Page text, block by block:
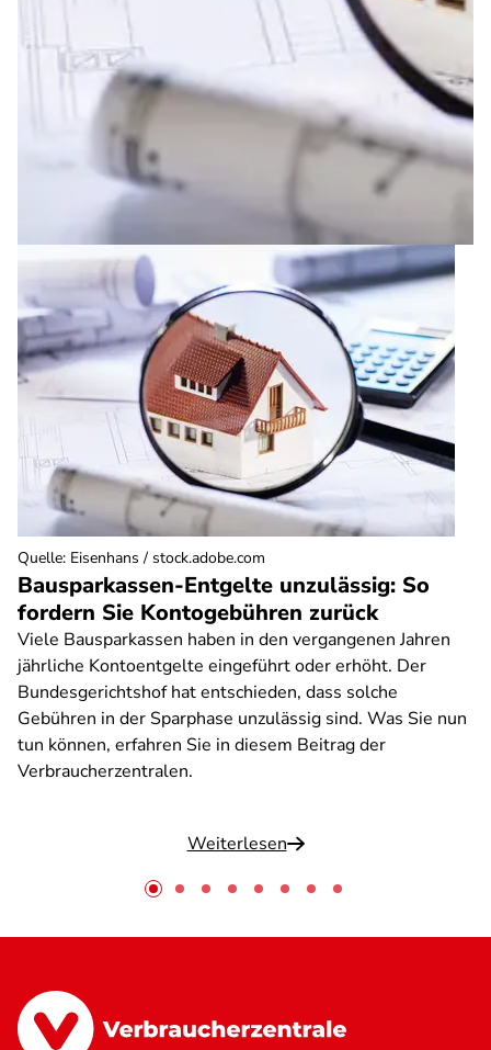
Bausparkassen-Entgelte unzulässig: So
fordern Sie Kontogebühren zurück
Viele Bausparkassen haben in den vergangenen Jahren
jährliche Kontoentgelte eingeführt oder erhöht. Der
Bundesgerichtshof hat entschieden, dass solche
Gebühren in der Sparphase unzulässig sind. Was Sie nun
tun können, erfahren Sie in diesem Beitrag der
Verbraucherzentralen.
Weiterlesen
Quelle: Eisenhans / stock.adobe.com